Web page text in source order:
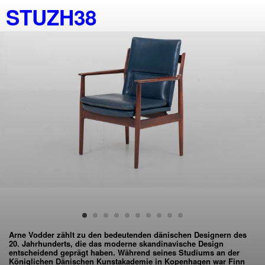
STUZH38
Arne Vodder zählt zu den bedeutenden dänischen Designern des
20. Jahrhunderts, die das moderne skandinavische Design
entscheidend geprägt haben. Während seines Studiums an der
Königlichen Dänischen Kunstakademie in Kopenhagen war Finn